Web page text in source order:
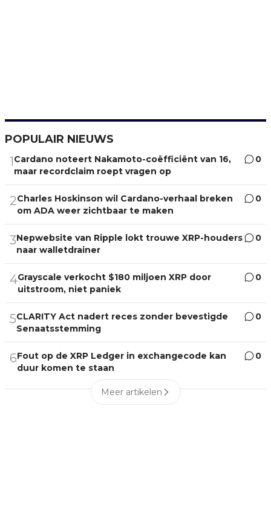
POPULAIR NIEUWS
1Cardano noteert Nakamoto-coëfficiënt van 16,
maar recordclaim roept vragen op
0
2Charles Hoskinson wil Cardano-verhaal breken
om ADA weer zichtbaar te maken
0
3Nepwebsite van Ripple lokt trouwe XRP-houders
naar walletdrainer
0
4Grayscale verkocht $180 miljoen XRP door
uitstroom, niet paniek
0
5CLARITY Act nadert reces zonder bevestigde
Senaatsstemming
0
6Fout op de XRP Ledger in exchangecode kan
duur komen te staan
0
Meer artikelen